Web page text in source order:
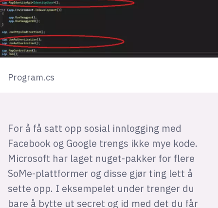
Program.cs
For å få satt opp sosial innlogging med
Facebook og Google trengs ikke mye kode.
Microsoft har laget nuget-pakker for flere
SoMe-plattformer og disse gjør ting lett å
sette opp. I eksempelet under trenger du
bare å bytte ut secret og id med det du får